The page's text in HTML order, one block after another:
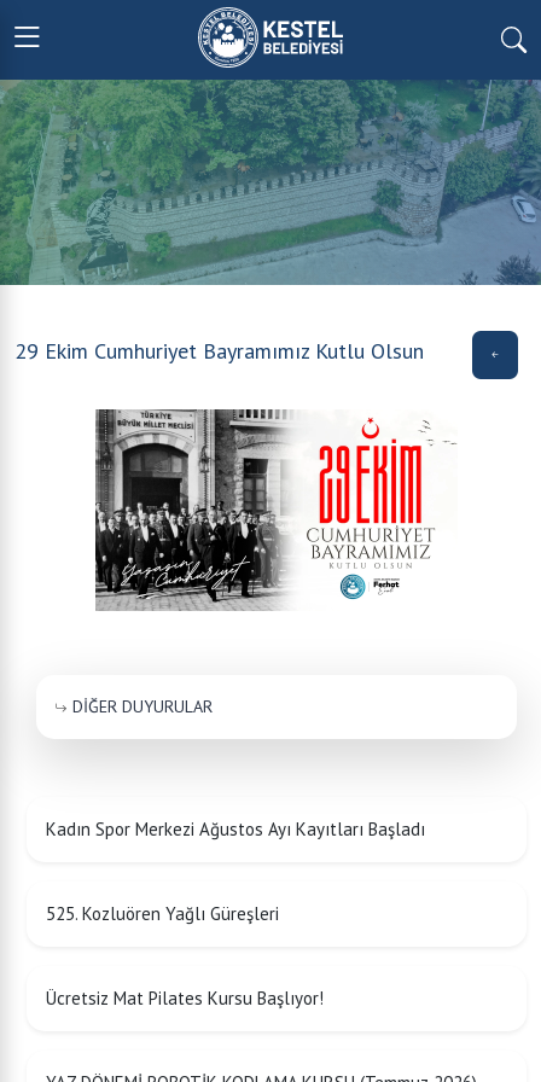
29 Ekim Cumhuriyet Bayramımız Kutlu Olsun
DİĞER DUYURULAR
Kadın Spor Merkezi Ağustos Ayı Kayıtları Başladı
525. Kozluören Yağlı Güreşleri
Ücretsiz Mat Pilates Kursu Başlıyor!